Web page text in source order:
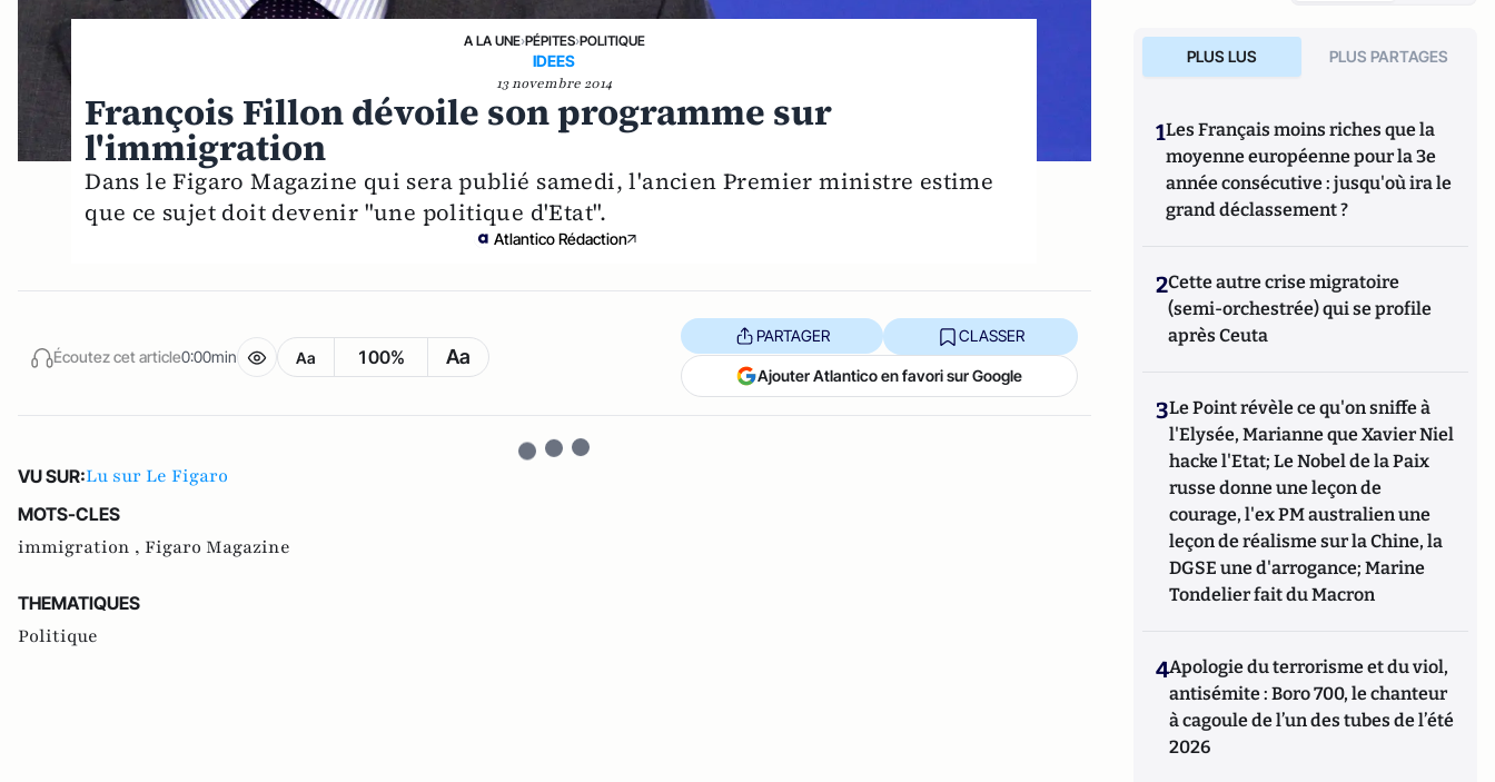
A LA UNE›PÉPITES›POLITIQUE
IDEES
13 novembre 2014
François Fillon dévoile son programme sur
l'immigration
Dans le Figaro Magazine qui sera publié samedi, l'ancien Premier ministre estime
que ce sujet doit devenir "une politique d'Etat".
Atlantico Rédaction
Écoutez cet article0:00min Aa 100% Aa
PARTAGER CLASSER
Ajouter Atlantico en favori sur Google
VU SUR:Lu sur Le Figaro
MOTS-CLES
immigration , Figaro Magazine
THEMATIQUES
Politique
PLUS LUS PLUS PARTAGES
1Les Français moins riches que la
moyenne européenne pour la 3e
année consécutive : jusqu'où ira le
grand déclassement ?
2Cette autre crise migratoire
(semi-orchestrée) qui se profile
après Ceuta
3Le Point révèle ce qu'on sniffe à
l'Elysée, Marianne que Xavier Niel
hacke l'Etat; Le Nobel de la Paix
russe donne une leçon de
courage, l'ex PM australien une
leçon de réalisme sur la Chine, la
DGSE une d'arrogance; Marine
Tondelier fait du Macron
4Apologie du terrorisme et du viol,
antisémite : Boro 700, le chanteur
à cagoule de l’un des tubes de l’été
2026